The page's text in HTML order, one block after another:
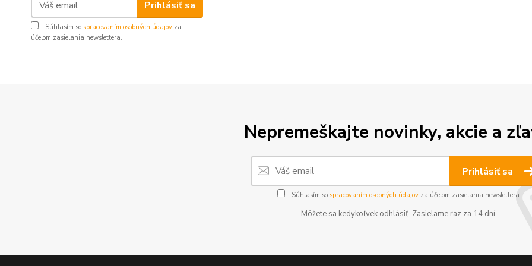
Prihlásiť sa
Súhlasím so spracovaním osobných údajov za
účelom zasielania newslettera.
Nepremeškajte novinky, akcie a
Prihlásiť sa
Súhlasím so spracovaním osobných údajovza účelom zasielania newslettera.
Môžete sa kedykoľvek odhlásiť. Zasielame raz za 14 dní.